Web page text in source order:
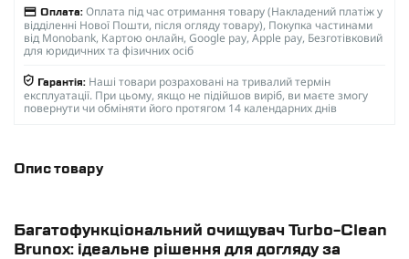
Оплата: Оплата під час отримання товару (Накладений платіж у
відділенні Нової Пошти, після огляду товару), Покупка частинами
від Monobank, Картою онлайн, Google pay, Apple pay, Безготівковий
для юридичних та фізичних осіб
Гарантія: Наші товари розраховані на тривалий термін
експлуатації. При цьому, якщо не підійшов виріб, ви маєте змогу
повернути чи обміняти його протягом 14 календарних днів
Опис товару
Багатофункціональний очищувач Turbo-Clean
Brunox: ідеальне рішення для догляду за